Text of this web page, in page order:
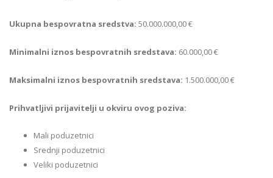
Ukupna bespovratna sredstva: 50.000.000,00 €
Minimalni iznos bespovratnih sredstava: 60.000,00 €
Maksimalni iznos bespovratnih sredstava: 1.500.000,00 €
Prihvatljivi prijavitelji u okviru ovog poziva:
Mali poduzetnici
Srednji poduzetnici
Veliki poduzetnici